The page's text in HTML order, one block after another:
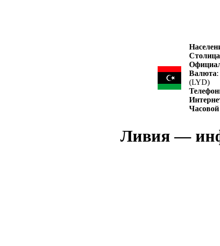
Столица
Валюта
(LYD)
Ливия —